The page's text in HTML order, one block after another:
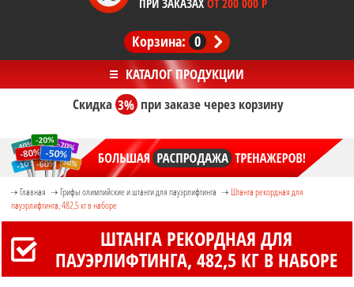
ПРИ ЗАКАЗАХ ОТ 200 000 Р
Корзина: 0
Скидка3% при заказечерез корзину
Главная Грифы олимпийские и штанги для пауэрлифтинга
Штанга рекордная для
пауэрлифтинга, 482,5 кг в наборе
ШТАНГА РЕКОРДНАЯ ДЛЯ
ПАУЭРЛИФТИНГА, 482,5 КГ В НАБОРЕ